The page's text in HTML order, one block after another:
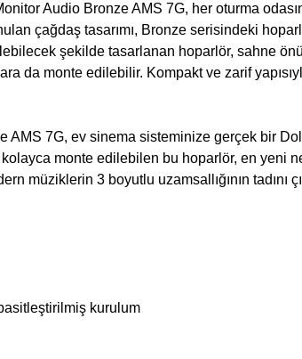
Audio Bronze AMS 7G, her oturma
çağdaş tasarımı, Bronze serisindeki
şekilde tasarlanan hoparlör, sahne
da monte edilebilir. Kompakt ve zarif
AMS 7G, ev sinema sisteminize gerçek bir
monte edilebilen bu hoparlör, en yeni
müziklerin 3 boyutlu uzamsallığının tadını
kurulum